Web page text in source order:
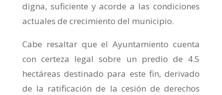
digna, suficiente y acorde a las condiciones
actuales de crecimiento del municipio.
Cabe resaltar que el Ayuntamiento cuenta
con certeza legal sobre un predio de 4.5
hectáreas destinado para este fin, derivado
de la ratificación de la cesión de derechos